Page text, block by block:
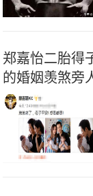
郑嘉怡二胎得
的婚姻羡煞旁